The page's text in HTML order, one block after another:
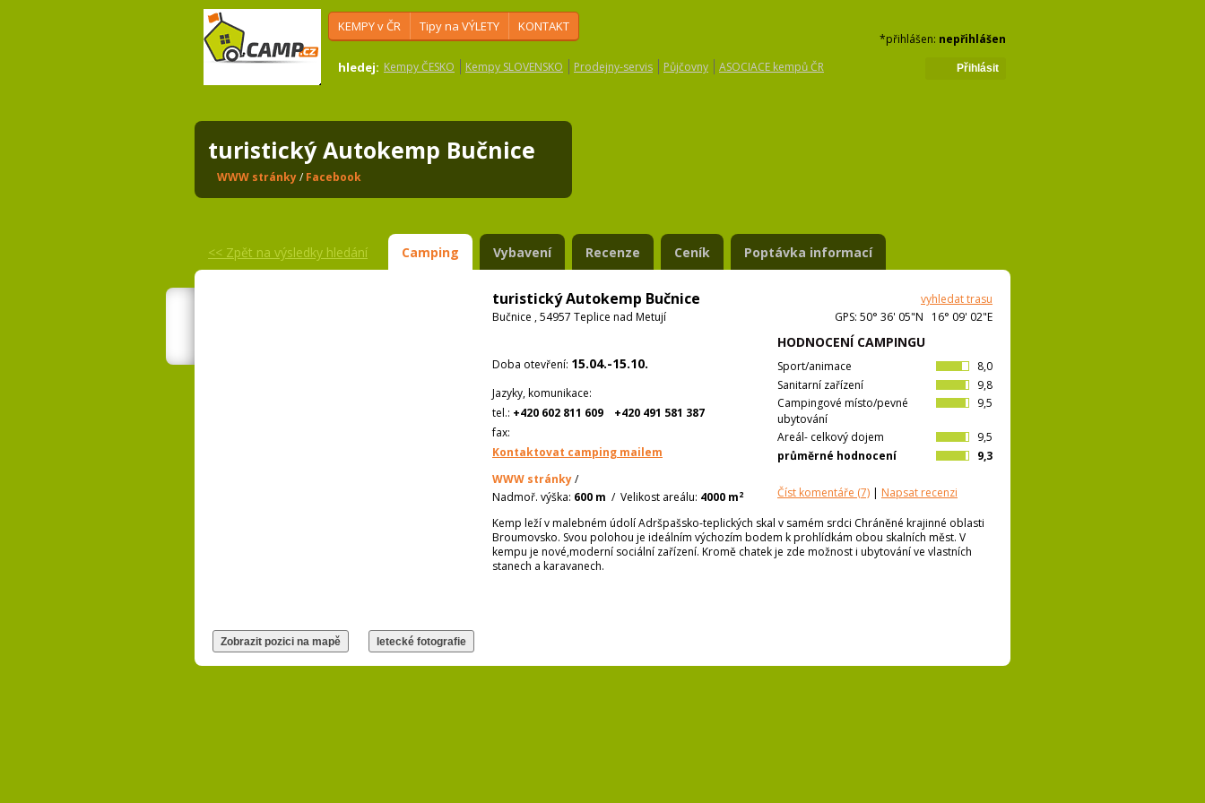
KEMPY v ČR Tipy na VÝLETY KONTAKT
hledej: Kempy ČESKO Kempy SLOVENSKO Prodejny-servis Půjčovny ASOCIACE kempů ČR
*přihlášen: nepřihlášen
Přihlásit
turistický Autokemp Bučnice
WWW stránky/Facebook
<< Zpět na výsledky hledání Camping Vybavení Recenze Ceník Poptávka informací
turistický Autokemp Bučnice
vyhledat trasu
Bučnice , 54957 Teplice nad Metují
GPS: 50° 36' 05"N 16° 09' 02"E
HODNOCENÍ CAMPINGU
8,0
Sport/animace
9,8
Sanitarní zařízení
9,5
Campingové místo/pevné
ubytování
9,5
Areál- celkový dojem
9,3
průměrné hodnocení
Číst komentáře (7) | Napsat recenzi
Doba otevření: 15.04.-15.10.
Jazyky, komunikace:
tel.: +420 602 811 609
+420 491 581 387
fax:
Kontaktovat camping mailem
WWW stránky/
Nadmoř. výška: 600 m / Velikost areálu: 4000 m2
Kemp leží v malebném údolí Adršpašsko-teplických skal v samém srdci Chráněné krajinné oblasti
Broumovsko. Svou polohou je ideálním výchozím bodem k prohlídkám obou skalních měst. V
kempu je nové,moderní sociální zařízení. Kromě chatek je zde možnost i ubytování ve vlastních
stanech a karavanech.